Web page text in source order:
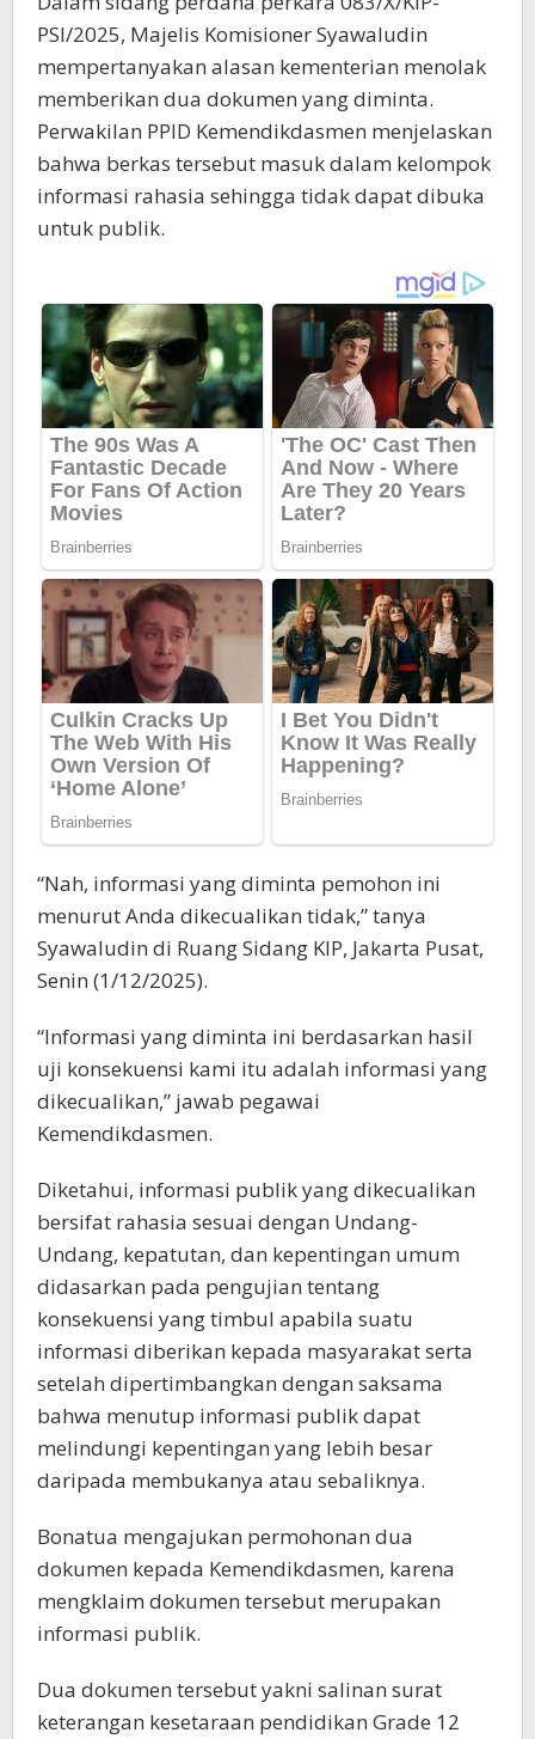
PSI/2025, Majelis Komisioner Syawaludin
mempertanyakan alasan kementerian menolak
memberikan dua dokumen yang diminta.
Perwakilan PPID Kemendikdasmen menjelaskan
bahwa berkas tersebut masuk dalam kelompok
informasi rahasia sehingga tidak dapat dibuka
untuk publik.
“Nah, informasi yang diminta pemohon ini
menurut Anda dikecualikan tidak,” tanya
Syawaludin di Ruang Sidang KIP, Jakarta Pusat,
Senin (1/12/2025).
“Informasi yang diminta ini berdasarkan hasil
uji konsekuensi kami itu adalah informasi yang
dikecualikan,” jawab pegawai
Kemendikdasmen.
Diketahui, informasi publik yang dikecualikan
bersifat rahasia sesuai dengan Undang-
Undang, kepatutan, dan kepentingan umum
didasarkan pada pengujian tentang
konsekuensi yang timbul apabila suatu
informasi diberikan kepada masyarakat serta
setelah dipertimbangkan dengan saksama
bahwa menutup informasi publik dapat
melindungi kepentingan yang lebih besar
daripada membukanya atau sebaliknya.
Bonatua mengajukan permohonan dua
dokumen kepada Kemendikdasmen, karena
mengklaim dokumen tersebut merupakan
informasi publik.
Dua dokumen tersebut yakni salinan surat
keterangan kesetaraan pendidikan Grade 12